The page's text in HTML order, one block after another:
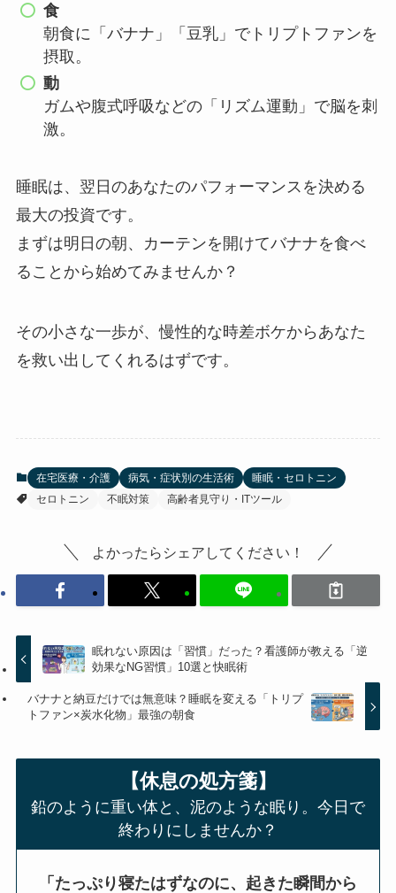
食
朝食に「バナナ」「豆乳」でトリプトファンを
摂取。
動
ガムや腹式呼吸などの「リズム運動」で脳を刺
激。
睡眠は、翌日のあなたのパフォーマンスを決める
最大の投資です。
まずは明日の朝、カーテンを開けてバナナを食べ
ることから始めてみませんか？
その小さな一歩が、慢性的な時差ボケからあなた
を救い出してくれるはずです。
在宅医療・介護 病気・症状別の生活術
睡眠・セロトニン
セロトニン
不眠対策 高齢者見守り・ITツール
よかったらシェアしてください！
眠れない原因は「習慣」だった？看護師が教える「逆
効果なNG習慣」10選と快眠術
バナナと納豆だけでは無意味？睡眠を変える「トリプ
トファン×炭水化物」最強の朝食
【休息の処方箋】
鉛のように重い体と、泥のような眠り。今日で
終わりにしませんか？
「たっぷり寝たはずなのに、起きた瞬間から